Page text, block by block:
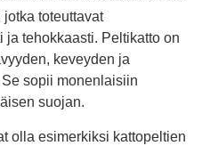
jotka toteuttavat
ja tehokkaasti. Peltikatto on
keveyden ja
sopii monenlaisiin
suojan.
olla esimerkiksi kattopeltien